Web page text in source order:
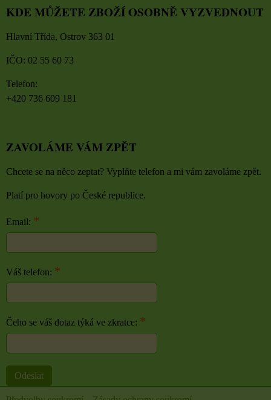
KDE MŮŽETE ZBOŽÍ OSOBNĚ VYZVEDNOUT
Hlavní Třída, Ostrov 363 01
IČO: 02 55 60 73
Telefon:
+420 736 609 181
ZAVOLÁME VÁM ZPĚT
Chcete se na něco zeptat? Vyplňte telefon a mi vám zavoláme zpět.
Platí pro hovory po České republice.
Email: *
Váš telefon: *
Čeho se váš dotaz týká ve zkratce: *
Odeslat